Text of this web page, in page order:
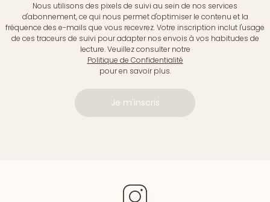
Nous utilisons des pixels de suivi au sein de nos services
d'abonnement, ce qui nous permet d'optimiser le contenu et la
fréquence des e-mails que vous recevrez. Votre inscription inclut l'usage
de ces traceurs de suivi pour adapter nos envois à vos habitudes de
lecture. Veuillez consulter notre
Politique de Confidentialité
pour en savoir plus.
Je m'inscris